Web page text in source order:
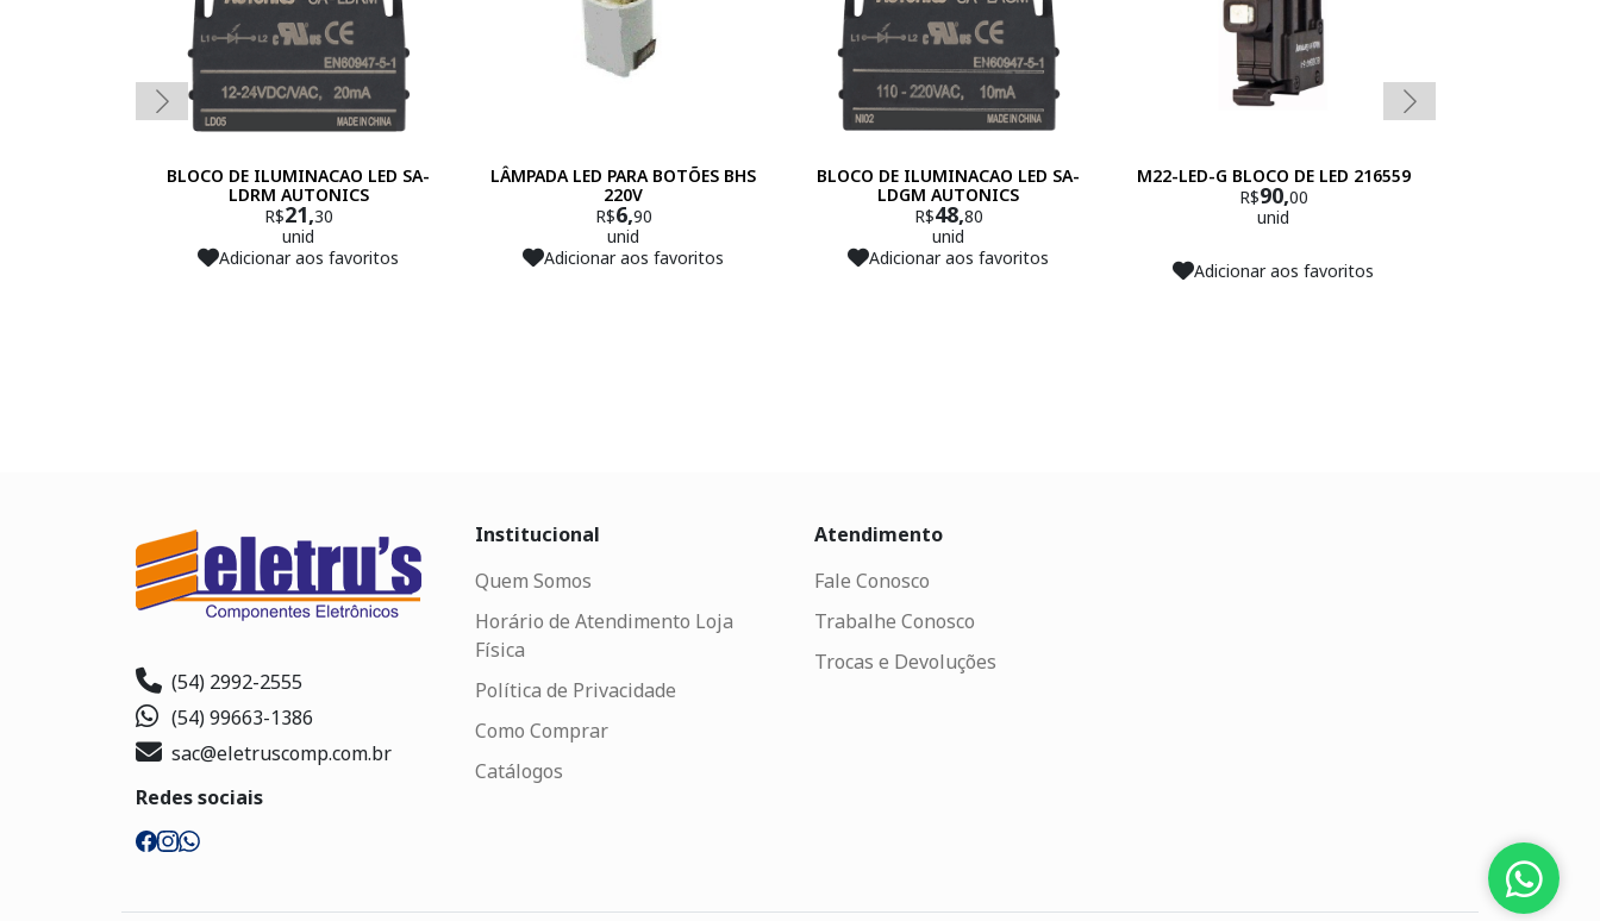
BLOCO DE ILUMINACAO LED SA-
LDRM AUTONICS
R$21,30
unid
Adicionar aos favoritos
LÂMPADA LED PARA BOTÕES BHS
220V
R$6,90
unid
Adicionar aos favoritos
BLOCO DE ILUMINACAO LED SA-
LDGM AUTONICS
R$48,80
unid
Adicionar aos favoritos
M22-LED-G BLOCO DE LED 216559
R$90,00
unid
Adicionar aos favoritos
(54) 2992-2555
(54) 99663-1386
sac@eletruscomp.com.br
Redes sociais
Institucional
Quem Somos
Horário de Atendimento Loja
Física
Política de Privacidade
Como Comprar
Catálogos
Atendimento
Fale Conosco
Trabalhe Conosco
Trocas e Devoluções